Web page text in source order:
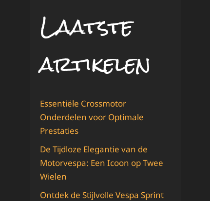
Laatste
artikelen
Essentiële Crossmotor
Onderdelen voor Optimale
Prestaties
De Tijdloze Elegantie van de
Motorvespa: Een Icoon op Twee
Wielen
Ontdek de Stijlvolle Vespa Sprint